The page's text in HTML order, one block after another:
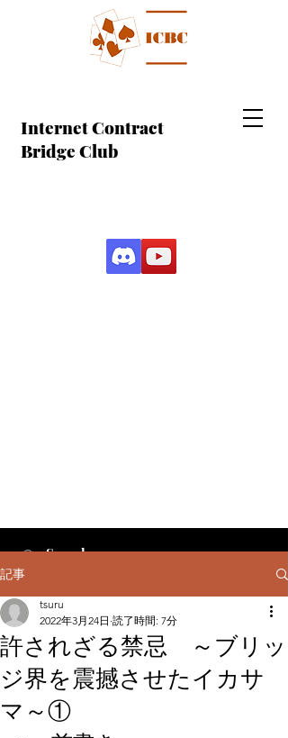
Internet Contract
Bridge Club
記事
許されざる禁忌 ～ブリッ
ジ界を震撼させたイカサ
マ～①
tsuru
2022年3月24日 読了時間: 7分